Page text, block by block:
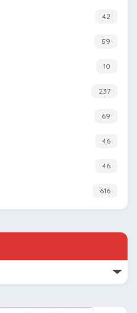
42
59
10
237
69
46
46
616